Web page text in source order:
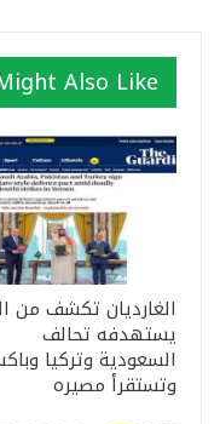
Also Like
الغارديان تكشف من
يستهدفه تحالف
السعودية وتركيا
وتستقرأ مصيره